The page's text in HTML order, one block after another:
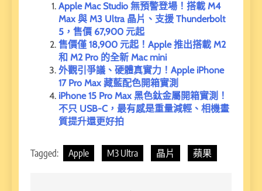
Apple Mac Studio 無預警登場！搭載 M4
Max 與 M3 Ultra 晶片、支援 Thunderbolt
5，售價 67,900 元起
售價僅 18,900 元起！Apple 推出搭載 M2
和 M2 Pro 的全新 Mac mini
外觀引爭議、硬體真實力！Apple iPhone
17 Pro Max 藏藍配色開箱實測
iPhone 15 Pro Max 黑色鈦金屬開箱實測！
不只 USB-C，最有感是重量減輕、相機畫
質提升還更好拍
Tagged: Apple M3 Ultra 晶片 蘋果